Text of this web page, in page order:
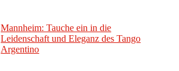
Mannheim: Tauche ein in die
Leidenschaft und Eleganz des Tango
Argentino